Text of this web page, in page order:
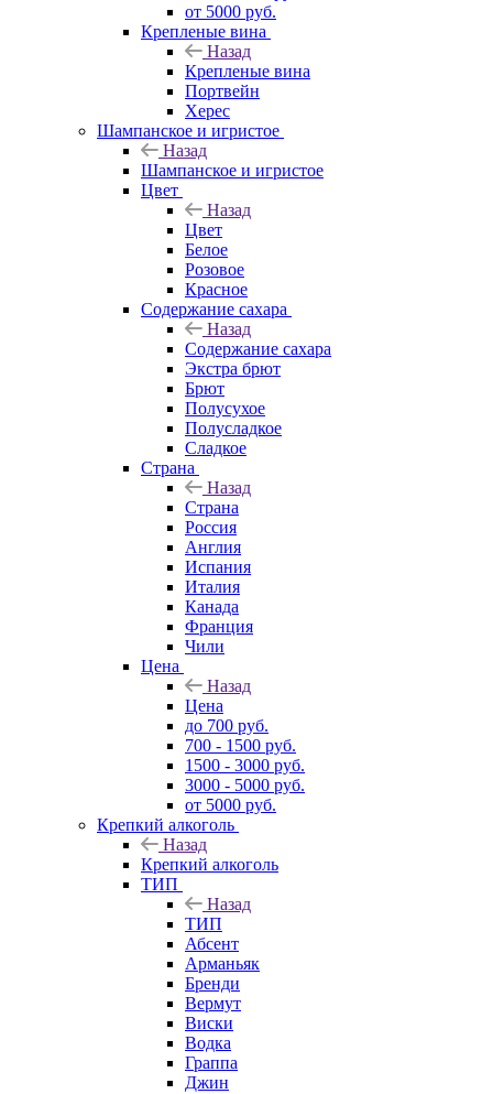
от 5000 руб.
Крепленые вина
Назад
Крепленые вина
Портвейн
Херес
Шампанское и игристое
Назад
Шампанское и игристое
Цвет
Назад
Цвет
Белое
Розовое
Красное
Содержание сахара
Назад
Содержание сахара
Экстра брют
Брют
Полусухое
Полусладкое
Сладкое
Страна
Назад
Страна
Россия
Англия
Испания
Италия
Канада
Франция
Чили
Цена
Назад
Цена
до 700 руб.
700 - 1500 руб.
1500 - 3000 руб.
3000 - 5000 руб.
от 5000 руб.
Крепкий алкоголь
Назад
Крепкий алкоголь
ТИП
Назад
ТИП
Абсент
Арманьяк
Бренди
Вермут
Виски
Водка
Граппа
Джин